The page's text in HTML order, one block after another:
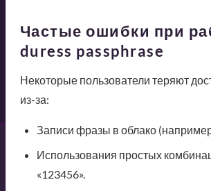
Частые ошибки при
duress passphrase
Некоторые пользователи теряют
из-за:
Записи фразы в облако
Использования простых
«123456».